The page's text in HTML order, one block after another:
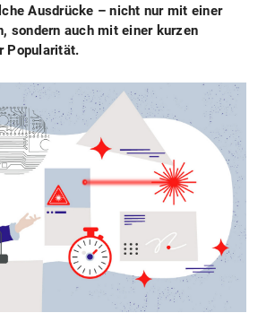
Ausdrücke – nicht nur mit einer
sondern auch mit einer kurzen
Popularität.